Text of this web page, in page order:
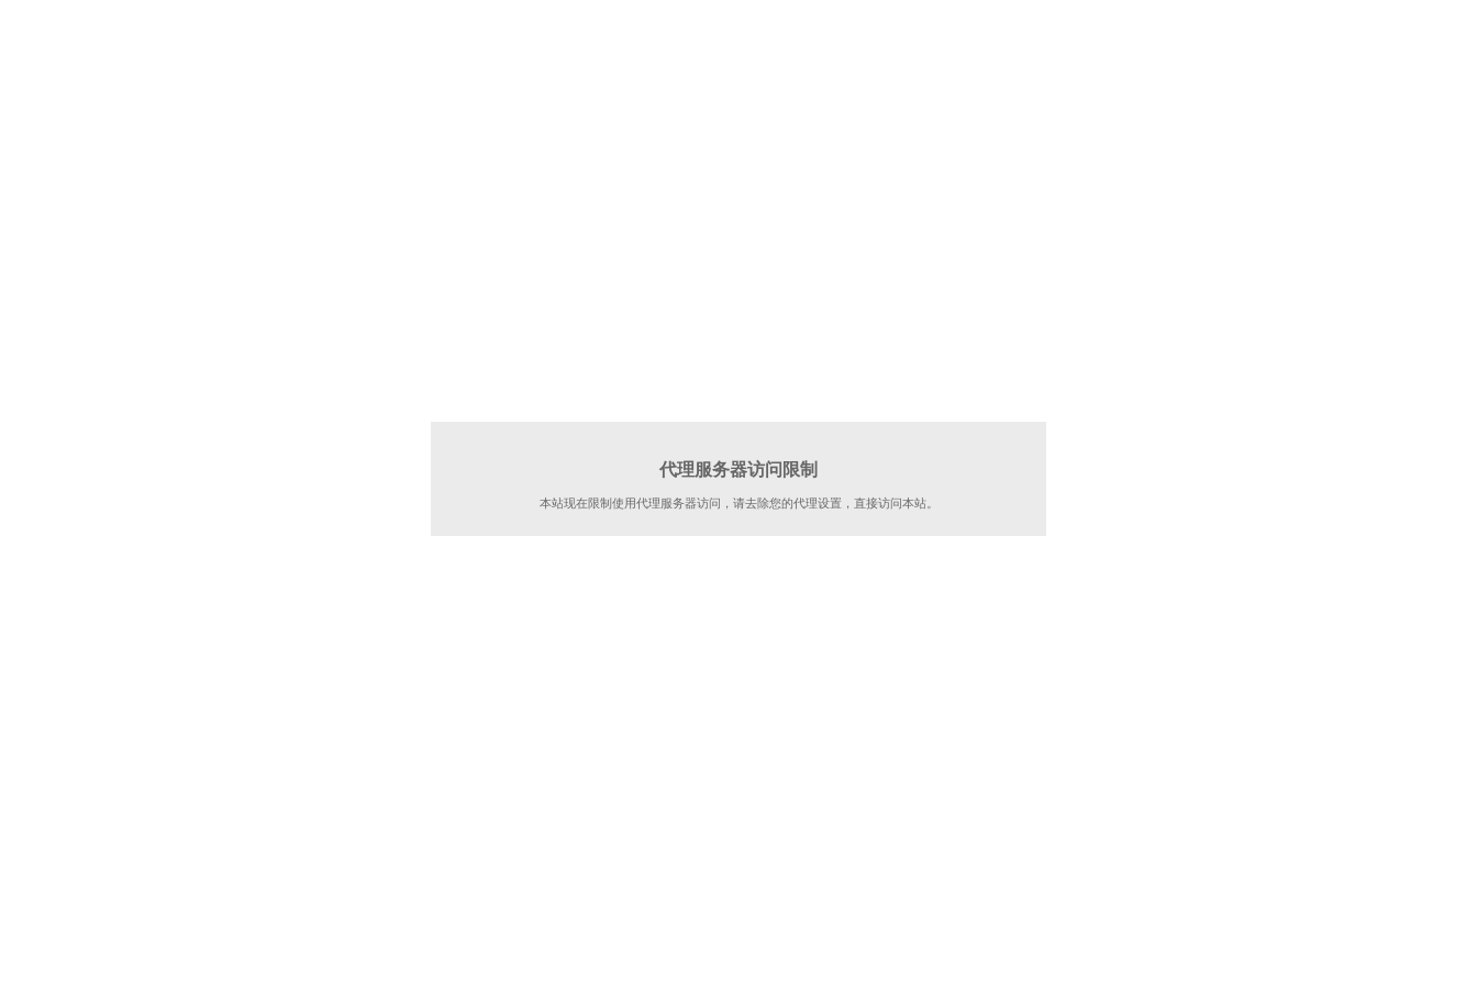
代理服务器访问限制
本站现在限制使用代理服务器访问，请去除您的代理设置，直接访问本站。